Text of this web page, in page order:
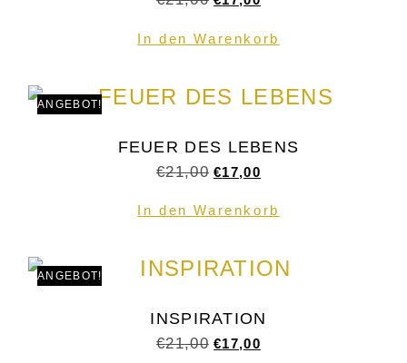
In den Warenkorb
ANGEBOT!
FEUER DES LEBENS
€21,00 €17,00
In den Warenkorb
ANGEBOT!
INSPIRATION
€21,00 €17,00